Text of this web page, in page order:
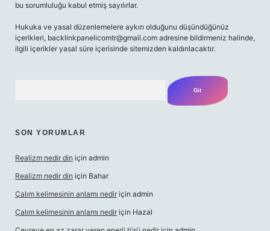
bu sorumluluğu kabul etmiş sayılırlar.
Hukuka ve yasal düzenlemelere aykırı olduğunu düşündüğünüz
içerikleri, backlinkpanelicomtr@gmail.com adresine bildirmeniz halinde,
ilgili içerikler yasal süre içerisinde sitemizden kaldırılacaktır.
SON YORUMLAR
Realizm nedir din için admin
Realizm nedir din için Bahar
Çalım kelimesinin anlamı nedir için admin
Çalım kelimesinin anlamı nedir için Hazal